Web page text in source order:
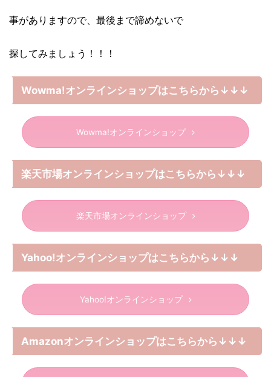
事がありますので、最後まで諦めないで
探してみましょう！！！
Wowma!オンラインショップはこちらから↓↓↓
Wowma!オンラインショップ
楽天市場オンラインショップはこちらから↓↓↓
楽天市場オンラインショップ
Yahoo!オンラインショップはこちらから↓↓↓
Yahoo!オンラインショップ
Amazonオンラインショップはこちらから↓↓↓